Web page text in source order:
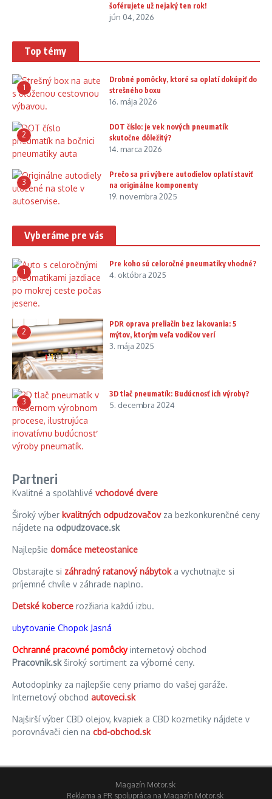
šoférujete už nejaký ten rok!
jún 04, 2026
Top témy
1
Drobné pomôcky, ktoré sa oplatí dokúpiť do
strešného boxu
16. mája 2026
2
DOT číslo: je vek nových pneumatík
skutočne dôležitý?
14. marca 2026
3
Prečo sa pri výbere autodielov oplatí staviť
na originálne komponenty
19. novembra 2025
Vyberáme pre vás
1
Pre koho sú celoročné pneumatiky vhodné?
4. októbra 2025
2
PDR oprava preliačin bez lakovania: 5
mýtov, ktorým veľa vodičov verí
3. mája 2025
3
3D tlač pneumatík: Budúcnosť ich výroby?
5. decembra 2024
Partneri
Kvalitné a spoľahlivé vchodové dvere
Široký výber kvalitných odpudzovačovza bezkonkurenčné ceny
nájdete na odpudzovace.sk
Najlepšie domáce meteostanice
Obstarajte si záhradný ratanový nábytoka vychutnajte si
príjemné chvíle v záhrade naplno.
Detské koberce rozžiaria každú izbu.
ubytovanie Chopok Jasná
Ochranné pracovné pomôckyinternetový obchod
Pracovnik.skširoký sortiment za výborné ceny.
Autodoplnky za najlepšie ceny priamo do vašej garáže.
Internetový obchod autoveci.sk
Najširší výber CBD olejov, kvapiek a CBD kozmetiky nájdete v
porovnávači cien na cbd-obchod.sk
Magazín Motor.sk
Reklama a PR spolupráca na Magazín Motor.sk